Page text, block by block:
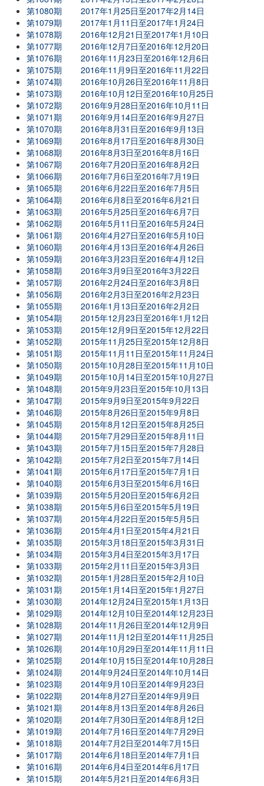
第1080期
2017年1月25日至2017年2月14日
第1079期
2017年1月11日至2017年1月24日
第1078期
2016年12月21日至2017年1月10日
第1077期
2016年12月7日至2016年12月20日
第1076期
2016年11月23日至2016年12月6日
第1075期
2016年11月9日至2016年11月22日
第1074期
2016年10月26日至2016年11月8日
第1073期
2016年10月12日至2016年10月25日
第1072期
2016年9月28日至2016年10月11日
第1071期
2016年9月14日至2016年9月27日
第1070期
2016年8月31日至2016年9月13日
第1069期
2016年8月17日至2016年8月30日
第1068期
2016年8月3日至2016年8月16日
第1067期
2016年7月20日至2016年8月2日
第1066期
2016年7月6日至2016年7月19日
第1065期
2016年6月22日至2016年7月5日
第1064期
2016年6月8日至2016年6月21日
第1063期
2016年5月25日至2016年6月7日
第1062期
2016年5月11日至2016年5月24日
第1061期
2016年4月27日至2016年5月10日
第1060期
2016年4月13日至2016年4月26日
第1059期
2016年3月23日至2016年4月12日
第1058期
2016年3月9日至2016年3月22日
第1057期
2016年2月24日至2016年3月8日
第1056期
2016年2月3日至2016年2月23日
第1055期
2016年1月13日至2016年2月2日
第1054期
2015年12月23日至2016年1月12日
第1053期
2015年12月9日至2015年12月22日
第1052期
2015年11月25日至2015年12月8日
第1051期
2015年11月11日至2015年11月24日
第1050期
2015年10月28日至2015年11月10日
第1049期
2015年10月14日至2015年10月27日
第1048期
2015年9月23日至2015年10月13日
第1047期
2015年9月9日至2015年9月22日
第1046期
2015年8月26日至2015年9月8日
第1045期
2015年8月12日至2015年8月25日
第1044期
2015年7月29日至2015年8月11日
第1043期
2015年7月15日至2015年7月28日
第1042期
2015年7月2日至2015年7月14日
第1041期
2015年6月17日至2015年7月1日
第1040期
2015年6月3日至2015年6月16日
第1039期
2015年5月20日至2015年6月2日
第1038期
2015年5月6日至2015年5月19日
第1037期
2015年4月22日至2015年5月5日
第1036期
2015年4月1日至2015年4月21日
第1035期
2015年3月18日至2015年3月31日
第1034期
2015年3月4日至2015年3月17日
第1033期
2015年2月11日至2015年3月3日
第1032期
2015年1月28日至2015年2月10日
第1031期
2015年1月14日至2015年1月27日
第1030期
2014年12月24日至2015年1月13日
第1029期
2014年12月10日至2014年12月23日
第1028期
2014年11月26日至2014年12月9日
第1027期
2014年11月12日至2014年11月25日
第1026期
2014年10月29日至2014年11月11日
第1025期
2014年10月15日至2014年10月28日
第1024期
2014年9月24日至2014年10月14日
第1023期
2014年9月10日至2014年9月23日
第1022期
2014年8月27日至2014年9月9日
第1021期
2014年8月13日至2014年8月26日
第1020期
2014年7月30日至2014年8月12日
第1019期
2014年7月16日至2014年7月29日
第1018期
2014年7月2日至2014年7月15日
第1017期
2014年6月18日至2014年7月1日
第1016期
2014年6月4日至2014年6月17日
第1015期
2014年5月21日至2014年6月3日